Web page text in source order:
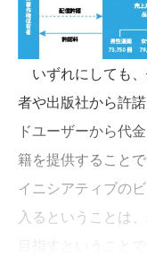
いずれにしても
者や出版社から許
ドユーザーから代
籍を提供すること
イニシアティブの
入るということは